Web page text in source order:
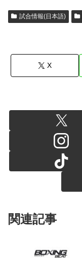
試合情報(日本語)
X
関連記事